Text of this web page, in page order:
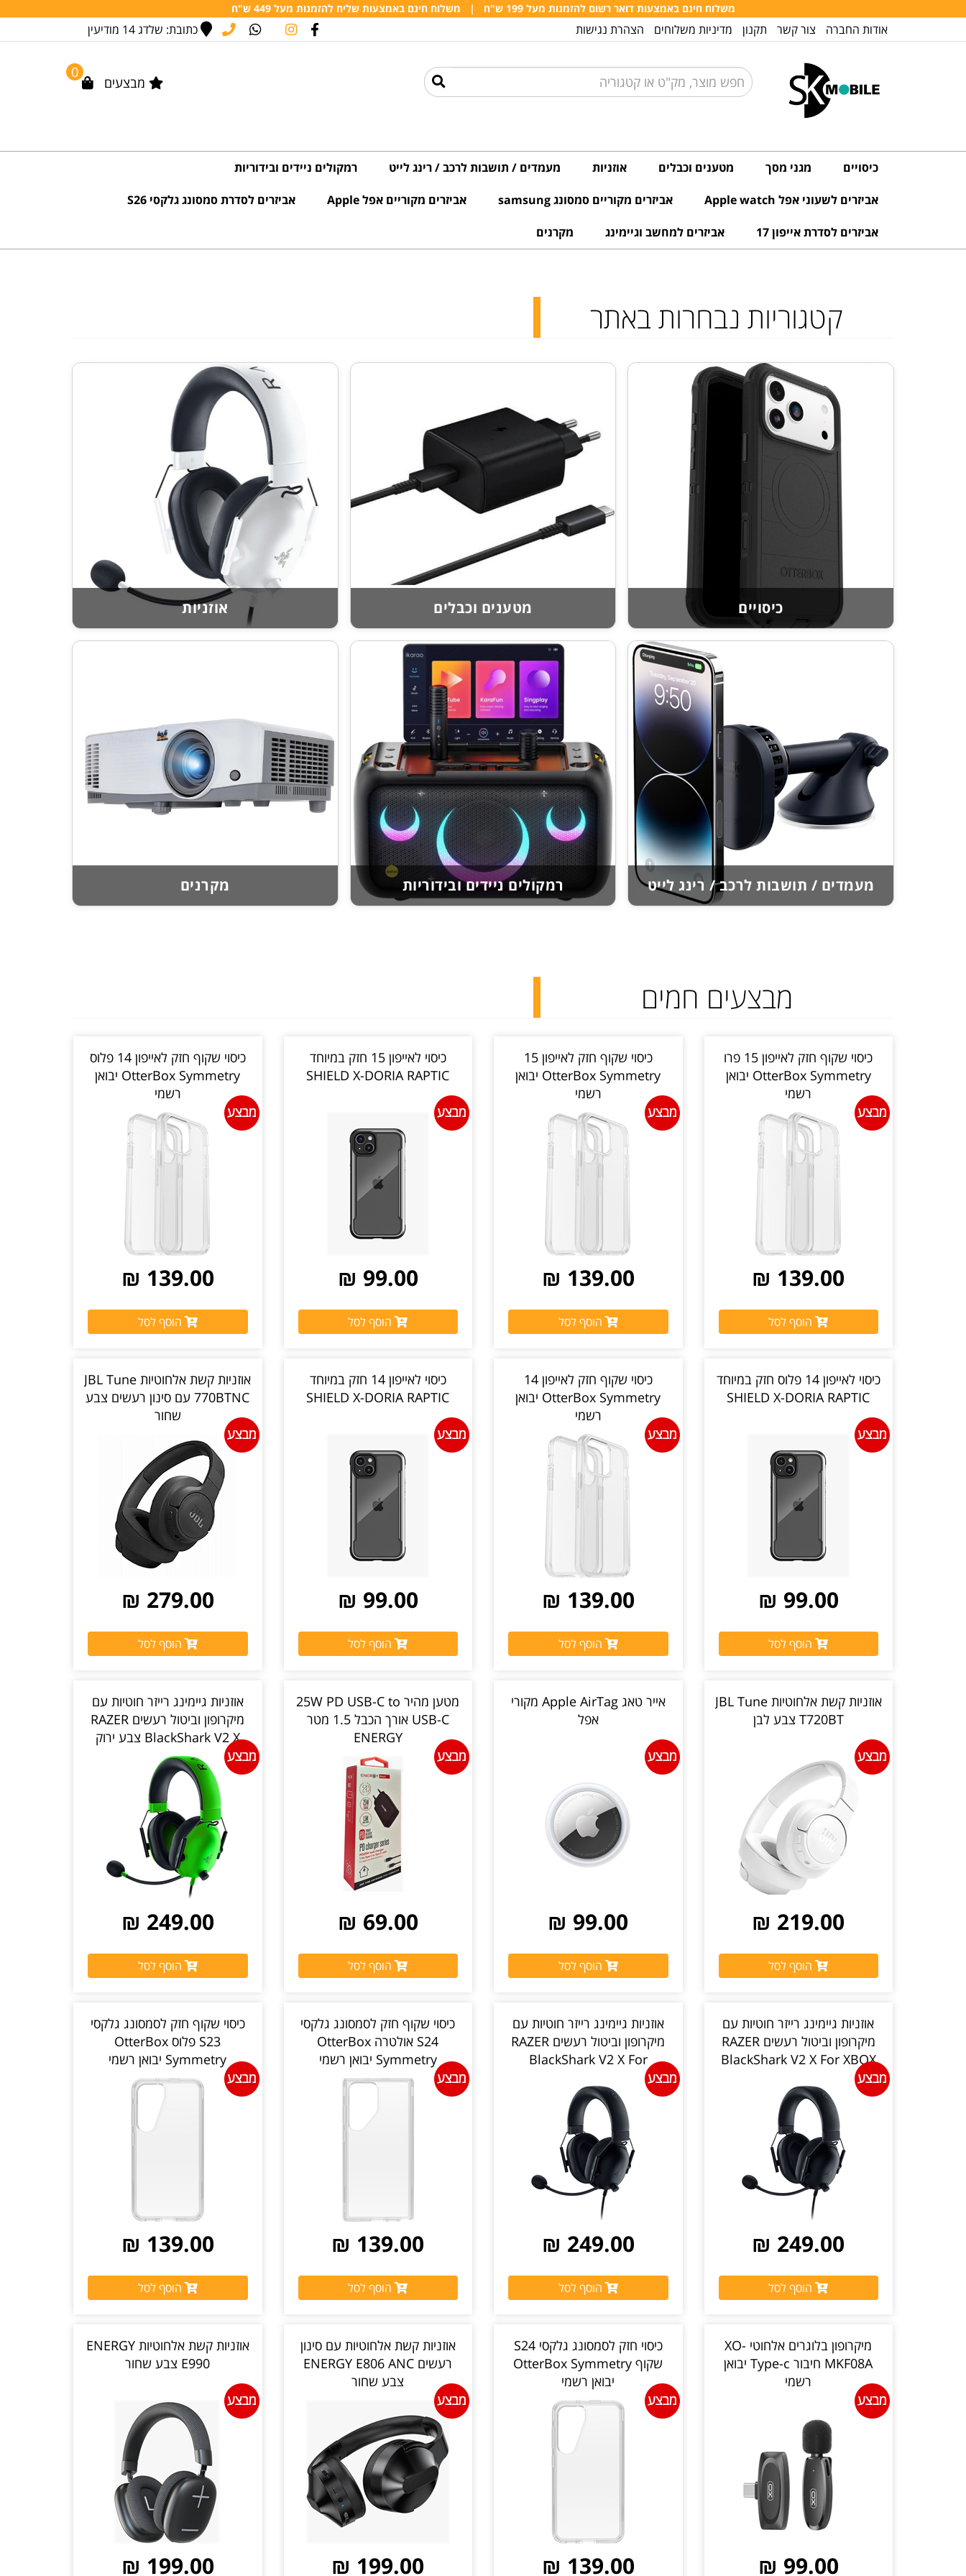
משלוח חינם באמצעות דואר רשום להזמנות מעל 199 ש"ח | משלוח חינם באמצעות שליח להזמנות מעל 449 ש"ח
אודות החברה צור קשר תקנון מדיניות משלוחים הצהרת נגישות כתובת: שלדג 14 מודיעין
0
מבצעים
כיסויים מגני מסך מטענים וכבלים אוזניות מעמדים / תושבות לרכב / רינג לייט רמקולים ניידים ובידוריות
אביזרים לשעוני אפל Apple watch אביזרים מקוריים סמסונג samsung אביזרים מקוריים אפל Apple אביזרים לסדרת סמסונג גלקסי S26
אביזרים לסדרת אייפון 17 אביזרים למחשב וגיימינג מקרנים
קטגוריות נבחרות באתר
כיסויים מטענים וכבלים אוזניות
מעמדים / תושבות לרכב / רינג לייט רמקולים ניידים ובידוריות מקרנים
מבצעים חמים
כיסוי שקוף חזק לאייפון 15 פרו
OtterBox Symmetry יבואן
רשמי
139.00 ₪
הוסף לסל
כיסוי שקוף חזק לאייפון 15
OtterBox Symmetry יבואן
רשמי
139.00 ₪
הוסף לסל
כיסוי לאייפון 15 חזק במיוחד
SHIELD X-DORIA RAPTIC
99.00 ₪
הוסף לסל
כיסוי שקוף חזק לאייפון 14 פלוס
OtterBox Symmetry יבואן
רשמי
139.00 ₪
הוסף לסל
כיסוי לאייפון 14 פלוס חזק במיוחד
SHIELD X-DORIA RAPTIC
99.00 ₪
הוסף לסל
כיסוי שקוף חזק לאייפון 14
OtterBox Symmetry יבואן
רשמי
139.00 ₪
הוסף לסל
כיסוי לאייפון 14 חזק במיוחד
SHIELD X-DORIA RAPTIC
99.00 ₪
הוסף לסל
אוזניות קשת אלחוטיות JBL Tune
770BTNC עם סינון רעשים צבע
שחור
279.00 ₪
הוסף לסל
אוזניות קשת אלחוטיות JBL Tune
T720BT צבע לבן
219.00 ₪
הוסף לסל
אייר טאג Apple AirTag מקורי
אפל
99.00 ₪
הוסף לסל
מטען מהיר 25W PD USB-C to
USB-C אורך הכבל 1.5 מטר
ENERGY
69.00 ₪
הוסף לסל
אוזניות גיימינג רייזר חוטיות עם
מיקרופון וביטול רעשים RAZER
BlackShark V2 X צבע ירוק
יבואן רשמי
249.00 ₪
הוסף לסל
אוזניות גיימינג רייזר חוטיות עם
מיקרופון וביטול רעשים RAZER
BlackShark V2 X For XBOX
249.00 ₪
הוסף לסל
אוזניות גיימינג רייזר חוטיות עם
מיקרופון וביטול רעשים RAZER
BlackShark V2 X For
רשמי
249.00 ₪
הוסף לסל
כיסוי שקוף חזק לסמסונג גלקסי
S24 אולטרה OtterBox
Symmetry יבואן רשמי
139.00 ₪
הוסף לסל
כיסוי שקוף חזק לסמסונג גלקסי
S23 פלוס OtterBox
Symmetry יבואן רשמי
139.00 ₪
הוסף לסל
מיקרופון בלוגרים אלחוטי XO-
MKF08A חיבור Type-c יבואן
רשמי
99.00 ₪
כיסוי חזק לסמסונג גלקסי S24
שקוף OtterBox Symmetry
יבואן רשמי
139.00 ₪
אוזניות קשת אלחוטיות עם סינון
רעשים ENERGY E806 ANC
צבע שחור
199.00 ₪
אוזניות קשת אלחוטיות ENERGY
E990 צבע שחור
199.00 ₪